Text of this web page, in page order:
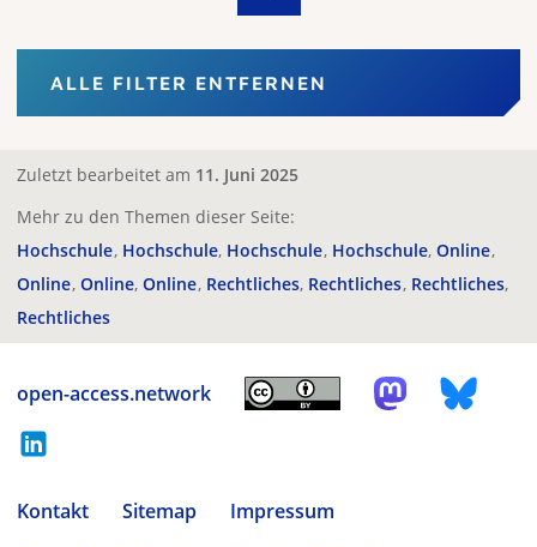
ALLE FILTER ENTFERNEN
Zuletzt bearbeitet am 11. Juni 2025
Mehr zu den Themen dieser Seite:
Hochschule Hochschule Hochschule Hochschule Online
Online Online Online Rechtliches Rechtliches Rechtliches
Rechtliches
open-access.network
Kontakt Sitemap
Impressum